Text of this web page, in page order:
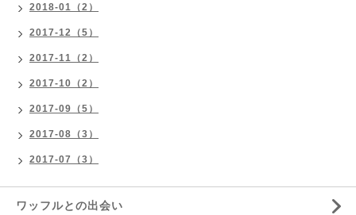
2018-01（2）
2017-12（5）
2017-11（2）
2017-10（2）
2017-09（5）
2017-08（3）
2017-07（3）
ワッフルとの出会い